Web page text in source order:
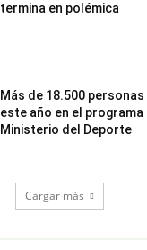
termina en polémica
Más de 18.500
este año en el programa
Ministerio del Deporte
Cargar más